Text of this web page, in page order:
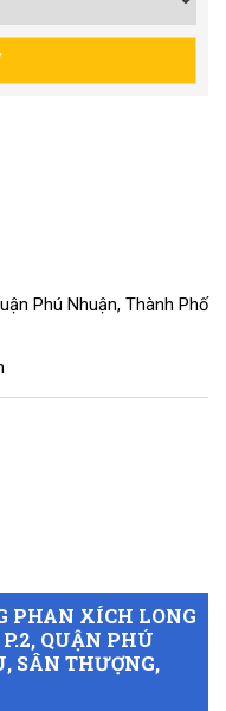
PHAN XÍCH LONG
QUẬN PHÚ
SÂN THƯỢNG,
Phú Nhuận, Thành Phố